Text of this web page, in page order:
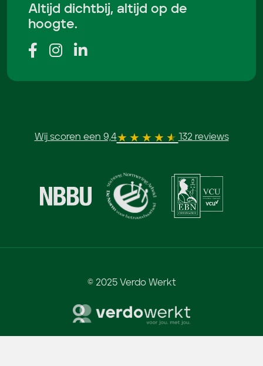
Altijd dichtbij, altijd op de
hoogte.
Wij scoren een 9,4 132 reviews
© 2025 Verdo Werkt